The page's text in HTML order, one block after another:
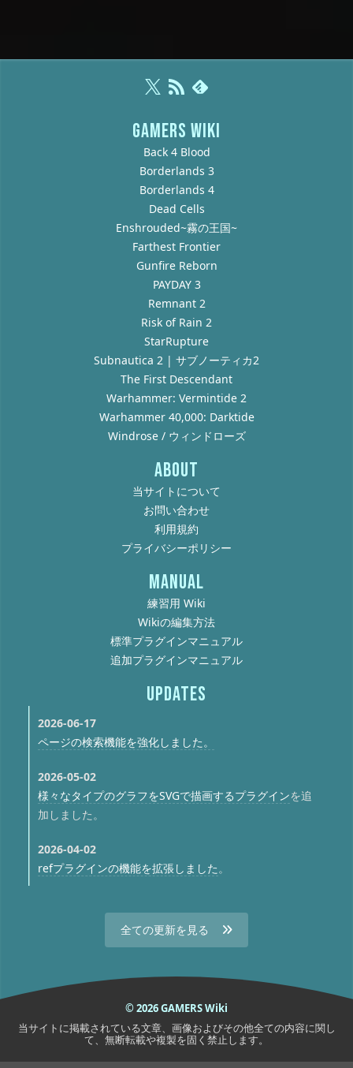
GAMERS WIKI
Back 4 Blood
Borderlands 3
Borderlands 4
Dead Cells
Enshrouded~霧の王国~
Farthest Frontier
Gunfire Reborn
PAYDAY 3
Remnant 2
Risk of Rain 2
StarRupture
Subnautica 2 | サブノーティカ2
The First Descendant
Warhammer: Vermintide 2
Warhammer 40,000: Darktide
Windrose / ウィンドローズ
ABOUT
当サイトについて
お問い合わせ
利用規約
プライバシーポリシー
MANUAL
練習用 Wiki
Wikiの編集方法
標準プラグインマニュアル
追加プラグインマニュアル
UPDATES
2026-06-17
ページの検索機能を強化しました。
2026-05-02
様々なタイプのグラフをSVGで描画するプラグインを追
加しました。
2026-04-02
refプラグインの機能を拡張しました。
全ての更新を見る
© 2026 GAMERS Wiki
当サイトに掲載されている文章、画像およびその他全ての内容に関し
て、無断転載や複製を固く禁止します。